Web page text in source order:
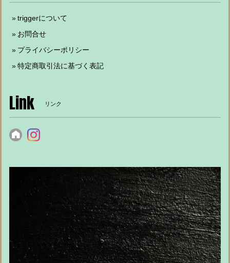
triggerについて
お問合せ
プライバシーポリシー
特定商取引法に基づく表記
Link リンク